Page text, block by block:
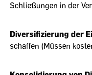
Schließungen in der
Diversifizierung der
schaffen (Müssen